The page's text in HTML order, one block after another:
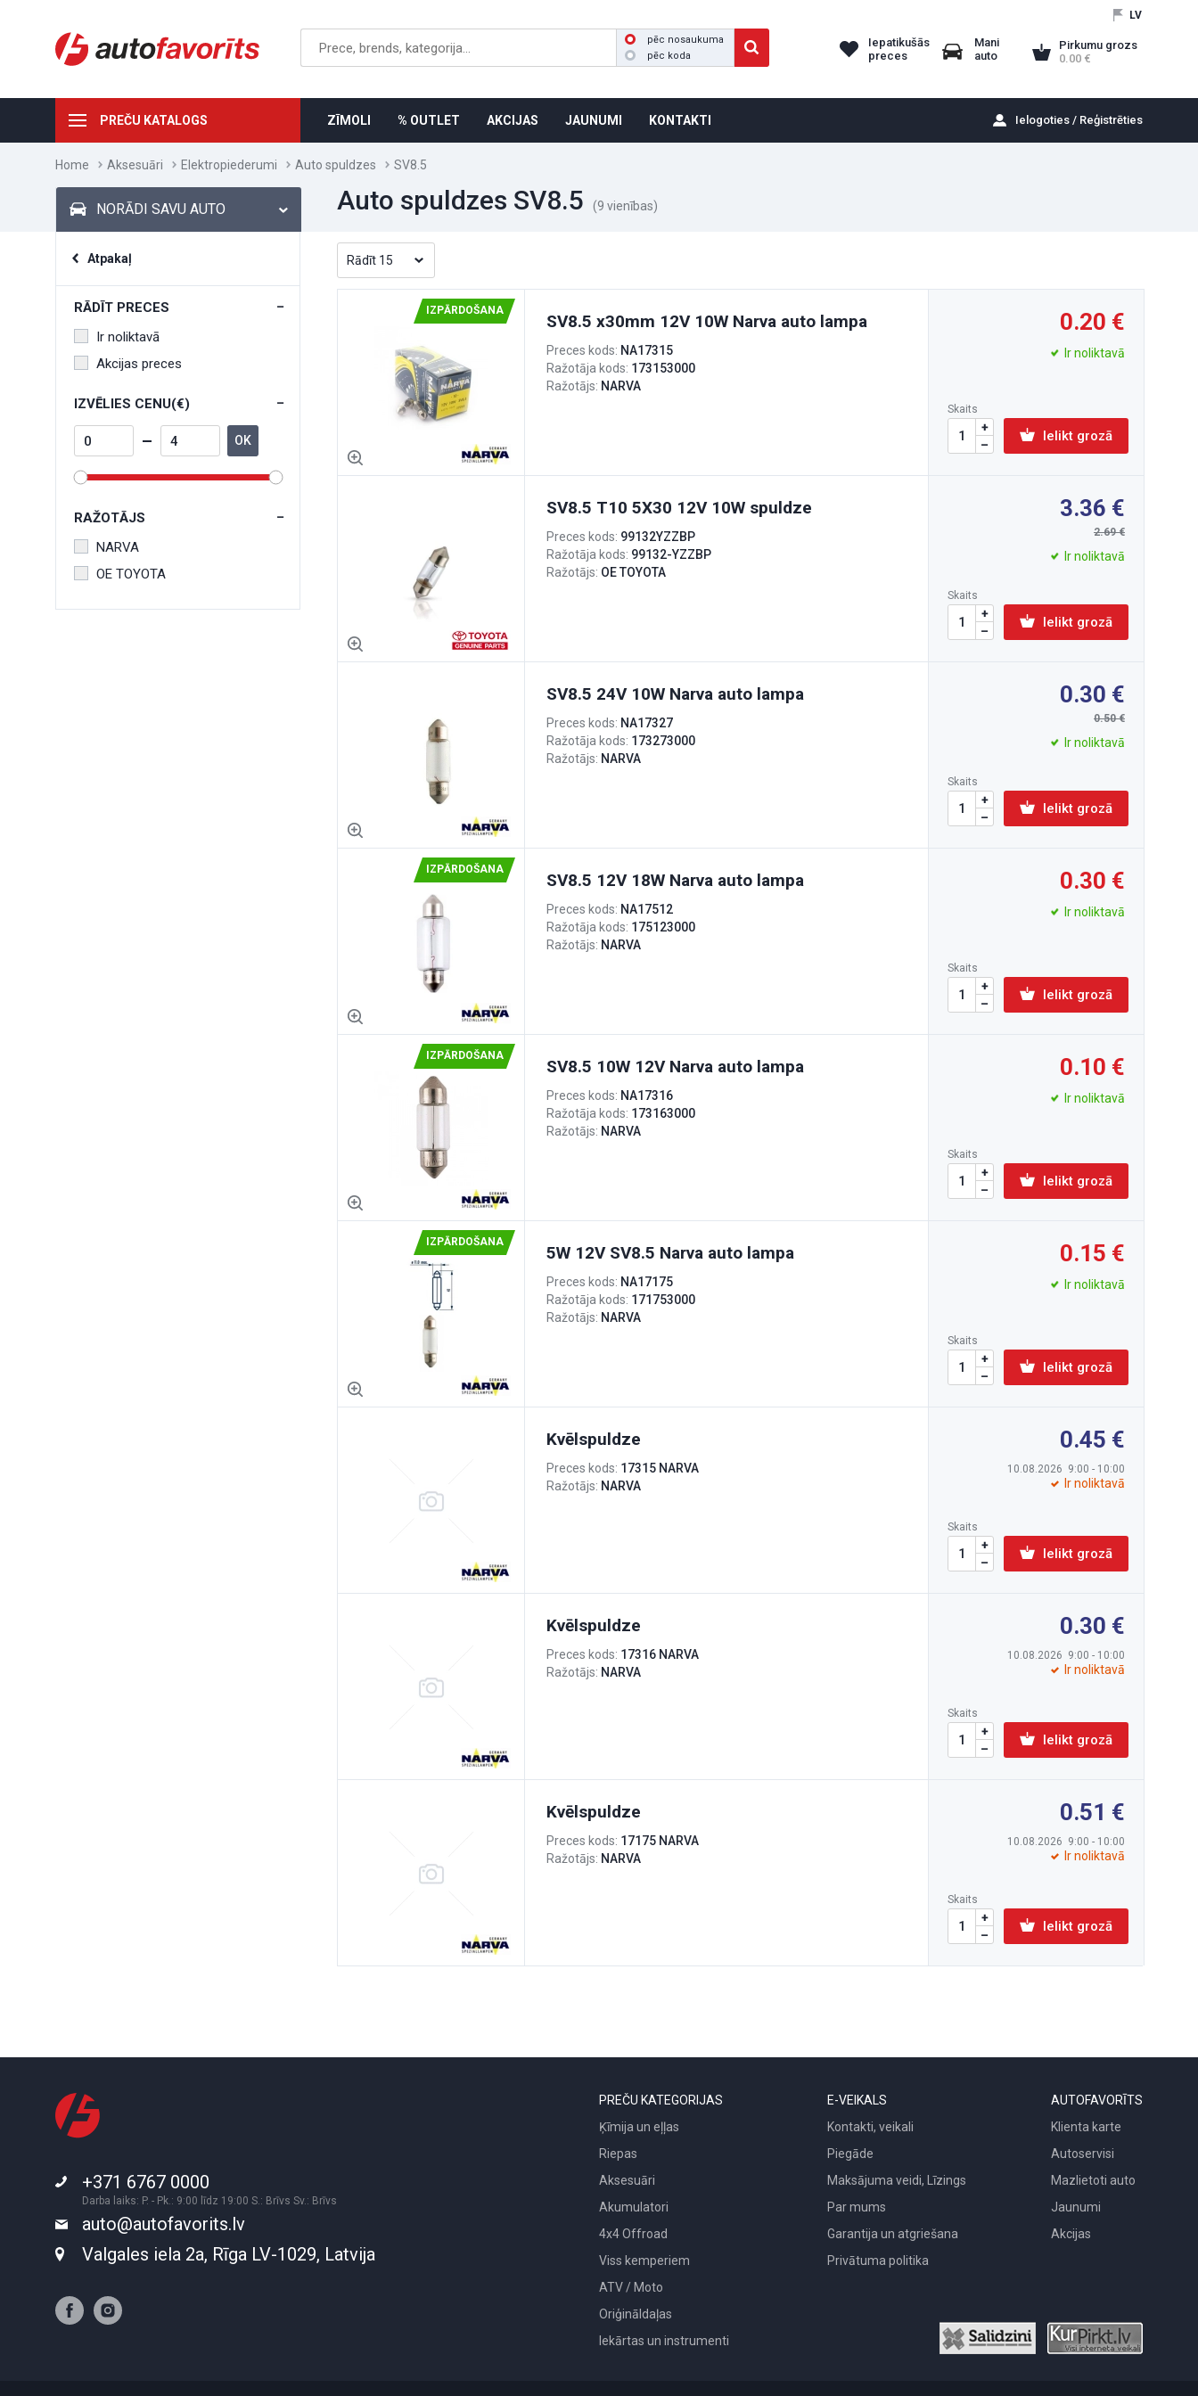
LV
Iepatikušās
preces
Mani
auto
Pirkumu grozs
0.00
pēc nosaukuma
pēc koda
Ielogoties / Reģistrēties
PREČU KATALOGS ZĪMOLI % OUTLET AKCIJAS JAUNUMI KONTAKTI
Home Aksesuāri Elektropiederumi Auto spuldzes SV8.5
Auto spuldzes SV8.5 (9 vienības)
NORĀDI SAVU AUTO
Atpakaļ
RĀDĪT PRECES
Ir noliktavā
Akcijas preces
IZVĒLIES CENU(€)
OK
RAŽOTĀJS
NARVA
OE TOYOTA
IZPĀRDOŠANA
SV8.5 x30mm 12V 10W Narva auto lampa
Preces kods: NA17315
Ražotāja kods: 173153000
Ražotājs: NARVA
0.20
Ir noliktavā
Skaits
Ielikt grozā
SV8.5 T10 5X30 12V 10W spuldze
Preces kods: 99132YZZBP
Ražotāja kods: 99132-YZZBP
Ražotājs: OE TOYOTA
3.36
2.69
Ir noliktavā
Skaits
Ielikt grozā
SV8.5 24V 10W Narva auto lampa
Preces kods: NA17327
Ražotāja kods: 173273000
Ražotājs: NARVA
0.30
0.50
Ir noliktavā
Skaits
Ielikt grozā
IZPĀRDOŠANA
SV8.5 12V 18W Narva auto lampa
Preces kods: NA17512
Ražotāja kods: 175123000
Ražotājs: NARVA
0.30
Ir noliktavā
Skaits
Ielikt grozā
IZPĀRDOŠANA
SV8.5 10W 12V Narva auto lampa
Preces kods: NA17316
Ražotāja kods: 173163000
Ražotājs: NARVA
0.10
Ir noliktavā
Skaits
Ielikt grozā
IZPĀRDOŠANA
5W 12V SV8.5 Narva auto lampa
Preces kods: NA17175
Ražotāja kods: 171753000
Ražotājs: NARVA
0.15
Ir noliktavā
Skaits
Ielikt grozā
Kvēlspuldze
Preces kods: 17315 NARVA
Ražotājs: NARVA
0.45
10.08.2026 9:00 - 10:00
Ir noliktavā
Skaits
Ielikt grozā
Kvēlspuldze
Preces kods: 17316 NARVA
Ražotājs: NARVA
0.30
10.08.2026 9:00 - 10:00
Ir noliktavā
Skaits
Ielikt grozā
Kvēlspuldze
Preces kods: 17175 NARVA
Ražotājs: NARVA
0.51
10.08.2026 9:00 - 10:00
Ir noliktavā
Skaits
Ielikt grozā
+371 6767 0000
Darba laiks: P. - Pk.: 9:00 līdz 19:00 S.: Brīvs Sv.: Brīvs
auto@autofavorits.lv
Valgales iela 2a, Rīga LV-1029, Latvija
PREČU KATEGORIJAS
Ķīmija un eļļas
Riepas
Aksesuāri
Akumulatori
4x4 Offroad
Viss kemperiem
ATV / Moto
Oriģināldaļas
Iekārtas un instrumenti
E-VEIKALS
Kontakti, veikali
Piegāde
Maksājuma veidi, Līzings
Par mums
Garantija un atgriešana
Privātuma politika
AUTOFAVORĪTS
Klienta karte
Autoservisi
Mazlietoti auto
Jaunumi
Akcijas